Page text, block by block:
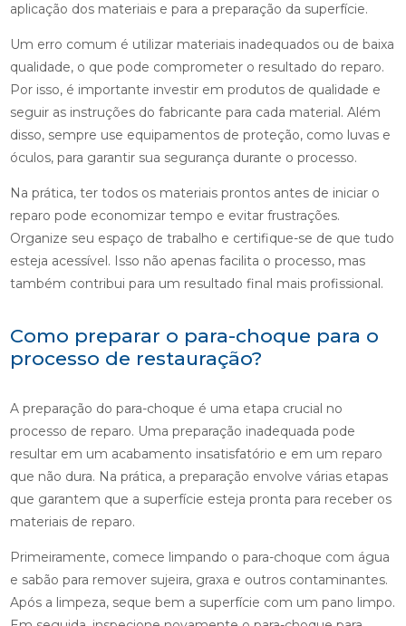
aplicação dos materiais e para a preparação da superfície.
Um erro comum é utilizar materiais inadequados ou de baixa
qualidade, o que pode comprometer o resultado do reparo.
Por isso, é importante investir em produtos de qualidade e
seguir as instruções do fabricante para cada material. Além
disso, sempre use equipamentos de proteção, como luvas e
óculos, para garantir sua segurança durante o processo.
Na prática, ter todos os materiais prontos antes de iniciar o
reparo pode economizar tempo e evitar frustrações.
Organize seu espaço de trabalho e certifique-se de que tudo
esteja acessível. Isso não apenas facilita o processo, mas
também contribui para um resultado final mais profissional.
Como preparar o para-choque para o
processo de restauração?
A preparação do para-choque é uma etapa crucial no
processo de reparo. Uma preparação inadequada pode
resultar em um acabamento insatisfatório e em um reparo
que não dura. Na prática, a preparação envolve várias etapas
que garantem que a superfície esteja pronta para receber os
materiais de reparo.
Primeiramente, comece limpando o para-choque com água
e sabão para remover sujeira, graxa e outros contaminantes.
Após a limpeza, seque bem a superfície com um pano limpo.